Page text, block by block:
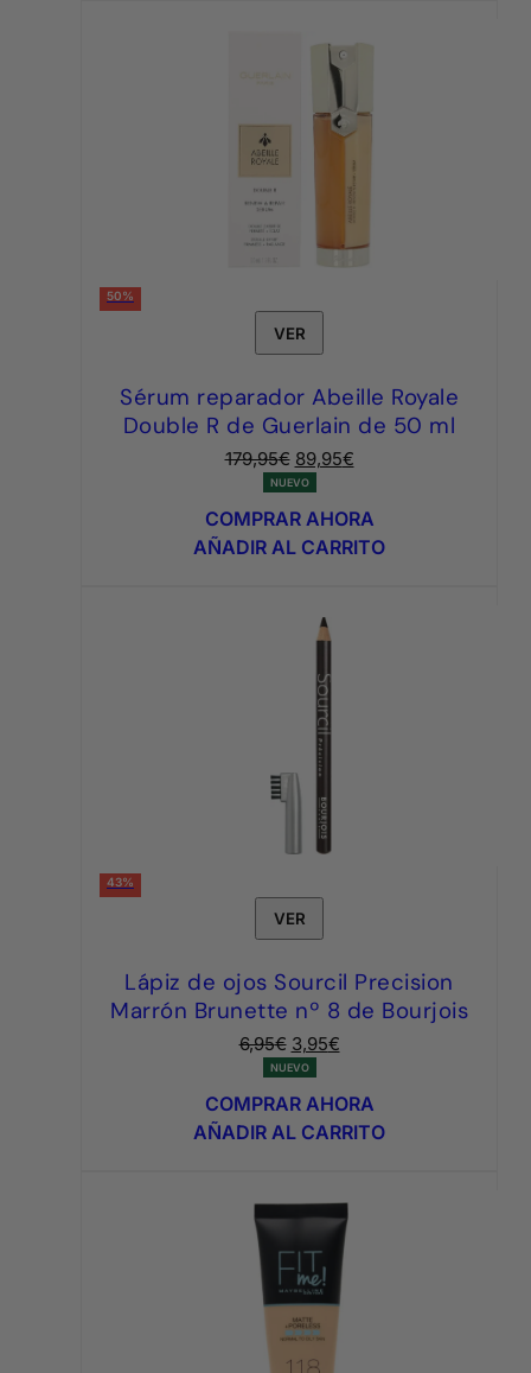
50%
VER
Sérum reparador Abeille Royale
Double R de Guerlain de 50 ml
179,95€ El
precio
original
era:
179,95€.
89,95€El
actual
es:
89,95€.
NUEVO
COMPRAR AHORA
AÑADIR AL CARRITO
43%
VER
Lápiz de ojos Sourcil Precision
Marrón Brunette nº 8 de Bourjois
6,95€ El
precio
original
era:
6,95€.
3,95€El
actual
es:
3,95€.
NUEVO
COMPRAR AHORA
AÑADIR AL CARRITO